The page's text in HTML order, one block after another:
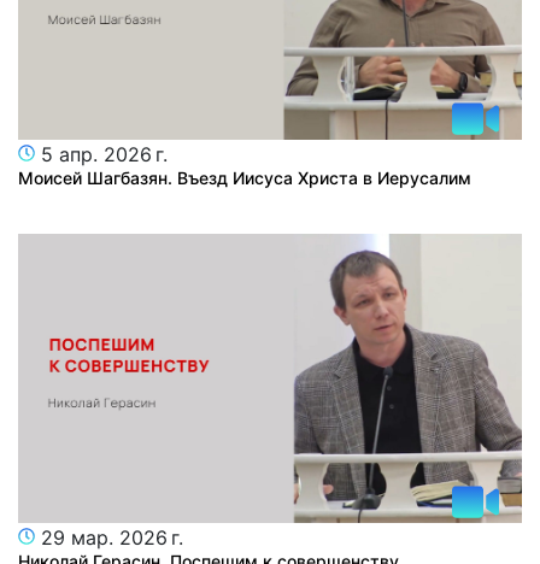
5 апр. 2026 г.
Моисей Шагбазян. Въезд Иисуса Христа в Иерусалим
29 мар. 2026 г.